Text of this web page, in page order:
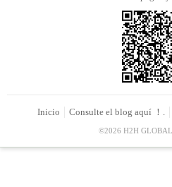
Inicio Consulte el blog aquí ！.
©2026 H2H